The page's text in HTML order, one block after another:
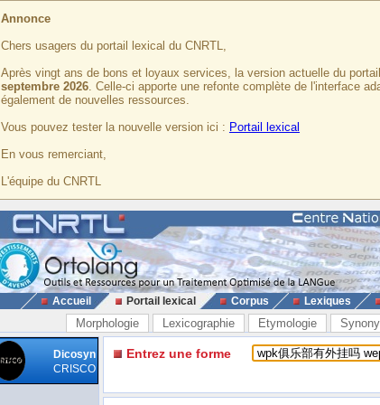
Annonce
Chers usagers du portail lexical du CNRTL,
Après vingt ans de bons et loyaux services, la version actuelle du
septembre 2026. Celle-ci apporte une refonte complète de l'interface
également de nouvelles ressources.
Vous pouvez tester la nouvelle version ici : Portail lexical
En vous remerciant,
L'équipe du CNRTL
Accueil Portail lexical Corpus Lexiques
Morphologie Lexicographie Etymologie
Dicosyn
CRISCO
Entrez une forme